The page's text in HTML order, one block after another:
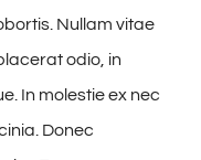
Nullam vitae
odio, in
In molestie ex nec
Donec